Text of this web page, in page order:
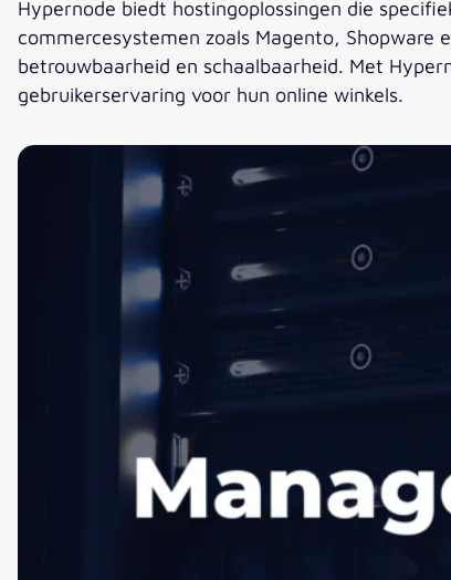
Hypernode biedt hostingoplossingen die
commercesystemen zoals Magento, Shopware
betrouwbaarheid en schaalbaarheid. Met
gebruikerservaring voor hun online winkels.